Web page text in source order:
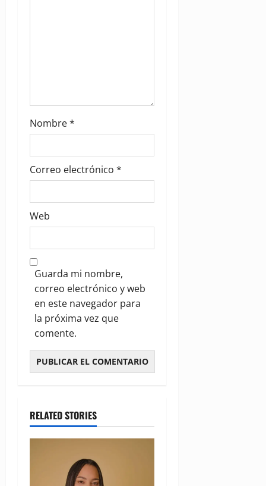
Nombre*
Correo electrónico *
Web
Guarda mi nombre,
correo electrónico y web
en este navegador para
la próxima vez que
comente.
RELATED STORIES